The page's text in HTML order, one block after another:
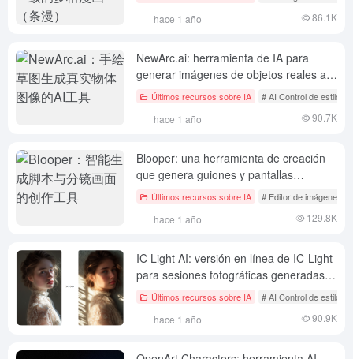
hace 1 año 86.1K
NewArc.ai: herramienta de IA para
generar imágenes de objetos reales a
partir de bocetos dibujados a mano
Últimos recursos sobre IA # AI Control de estilo
hace 1 año 90.7K
Blooper: una herramienta de creación
que genera guiones y pantallas
divididas de forma inteligente
Últimos recursos sobre IA # Editor de imágenes AI
hace 1 año 129.8K
IC Light AI: versión en línea de IC-Light
para sesiones fotográficas generadas
por IAÚltimos recursos sobre IA # AI Control de estilo
hace 1 año 90.9K